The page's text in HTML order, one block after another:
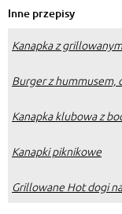
Inne przepisy
Kanapka z
Burger z hummusem,
Kanapka klubowa z
Kanapki piknikowe
Grillowane Hot dogi